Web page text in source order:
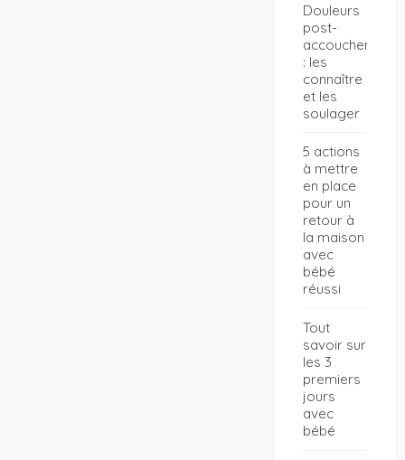
Douleurs
post-
accouchement
: les
connaître
et les
soulager
5 actions
à mettre
en place
pour un
retour à
la maison
avec
bébé
réussi
Tout
savoir sur
les 3
premiers
jours
avec
bébé